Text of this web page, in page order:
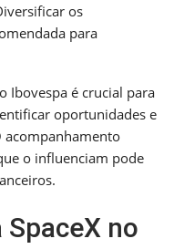
os
para
Ibovespa é crucial para
oportunidades e
acompanhamento
o influenciam pode
no